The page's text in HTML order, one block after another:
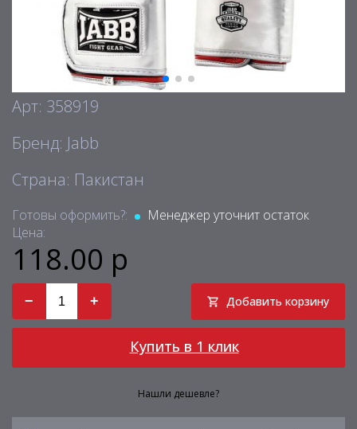
Арт: 358919
Бренд: Jabb
Страна: Пакистан
Готовы оформить?:
Менеджер уточнит остаток
Цена:
118.00 р
− + Добавить корзину
Купить в 1 клик
Нашли дешевле?